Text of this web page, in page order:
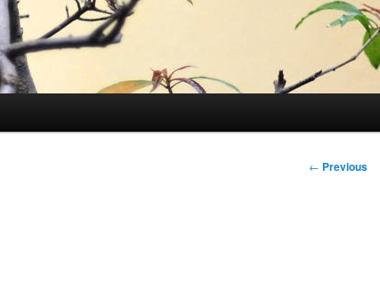
Post
← Previous